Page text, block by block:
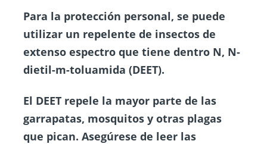
Para la protección personal, se puede
utilizar un repelente de insectos de
extenso espectro que tiene dentro N, N-
dietil-m-toluamida (DEET).
El DEET repele la mayor parte de las
garrapatas, mosquitos y otras plagas
que pican. Asegúrese de leer las